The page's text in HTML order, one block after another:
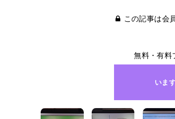
この記事は会
無料・有料
いま